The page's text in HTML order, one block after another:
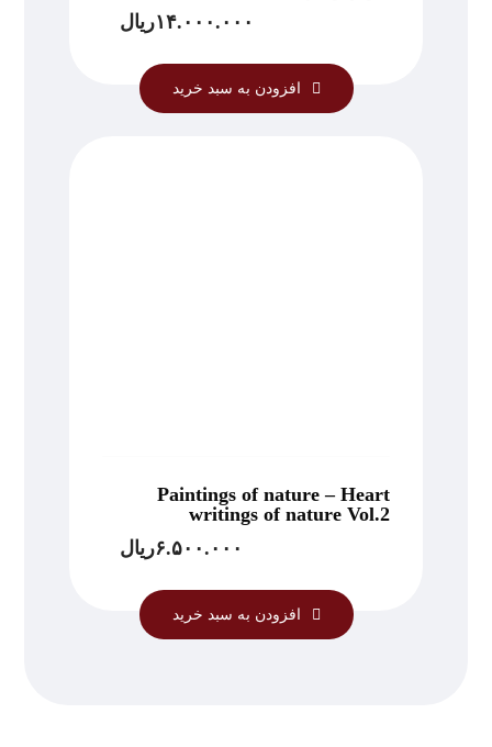
۱۴.۰۰۰.۰۰۰ریال
افزودن به سبد خرید
Paintings of nature – Heart
writings of nature Vol.2
۶.۵۰۰.۰۰۰ریال
افزودن به سبد خرید